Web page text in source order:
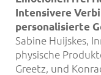
Intensivere
personalisierte
Sabine Huijskes,
physische
Greetz, und